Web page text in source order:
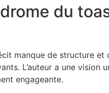
du
manque de structure
L’auteur a une
engageante.